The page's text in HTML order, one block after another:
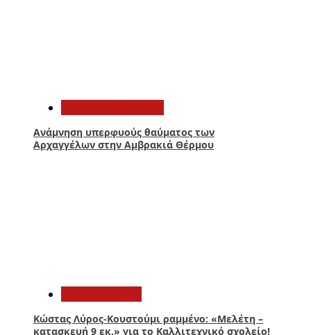
Ανάμνηση υπερφυούς θαύματος των
Αρχαγγέλων στην Αμβρακιά Θέρμου
Κώστας Λύρος-Κουστούμι ραμμένο: «Μελέτη –
κατασκευή 9 εκ.» για το Καλλιτεχνικό σχολείο!